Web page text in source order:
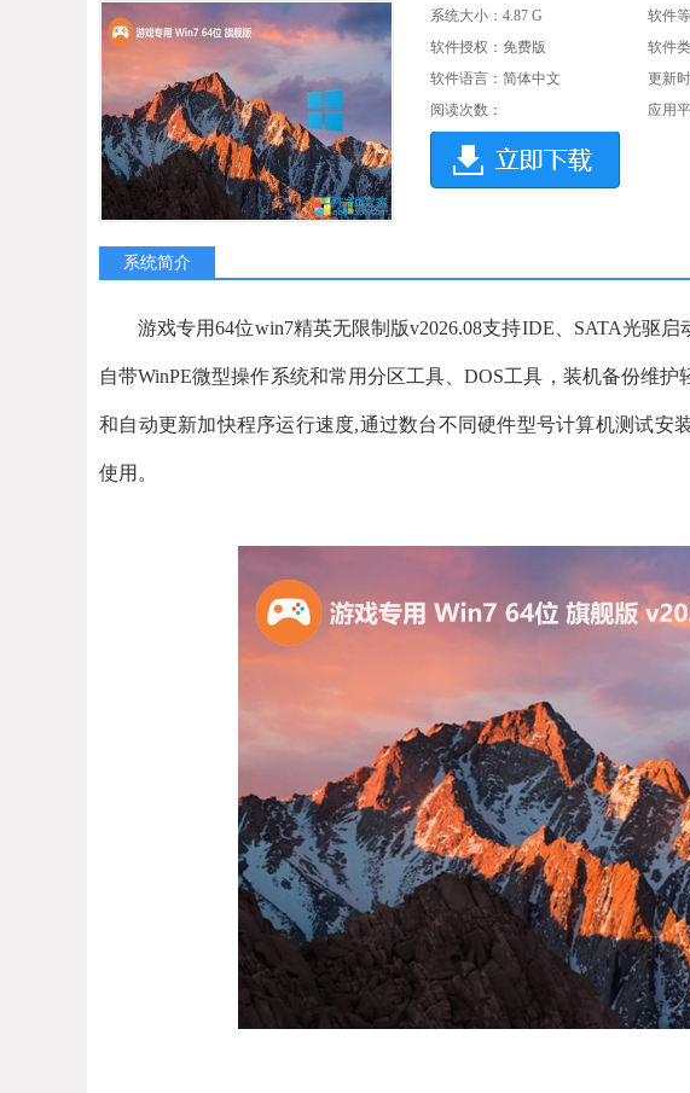
系统大小： 4.87 G
软件授权：免费版
软件语言：简体中文
阅读次数：
软件
软件
更新
应用
系统简介
游戏专用64位win7精英无限制版v2026.08支持IDE、SATA光驱
自带WinPE微型操作系统和常用分区工具、DOS工具，装机备份维
和自动更新加快程序运行速度,通过数台不同硬件型号计算机测试安
使用。